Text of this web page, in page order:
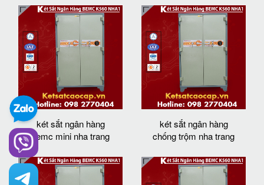
két sắt ngân hàng
bemc mini nha trang
két sắt ngân hàng
chống trộm nha trang